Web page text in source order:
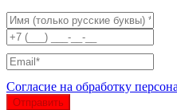
Согласие на обработку
Отправить